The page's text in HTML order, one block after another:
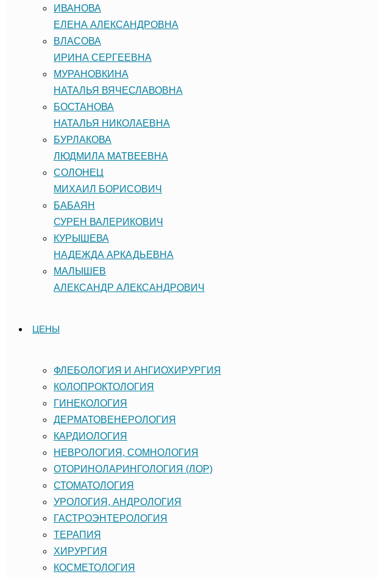
ИВАНОВА
ЕЛЕНА АЛЕКСАНДРОВНА
ВЛАСОВА
ИРИНА СЕРГЕЕВНА
МУРАНОВКИНА
НАТАЛЬЯ ВЯЧЕСЛАВОВНА
БОСТАНОВА
НАТАЛЬЯ НИКОЛАЕВНА
БУРЛАКОВА
ЛЮДМИЛА МАТВЕЕВНА
СОЛОНЕЦ
МИХАИЛ БОРИСОВИЧ
БАБАЯН
СУРЕН ВАЛЕРИКОВИЧ
КУРЫШЕВА
НАДЕЖДА АРКАДЬЕВНА
МАЛЫШЕВ
АЛЕКСАНДР АЛЕКСАНДРОВИЧ
ЦЕНЫ
ФЛЕБОЛОГИЯ И АНГИОХИРУРГИЯ
КОЛОПРОКТОЛОГИЯ
ГИНЕКОЛОГИЯ
ДЕРМАТОВЕНЕРОЛОГИЯ
КАРДИОЛОГИЯ
НЕВРОЛОГИЯ, СОМНОЛОГИЯ
ОТОРИНОЛАРИНГОЛОГИЯ (ЛОР)
СТОМАТОЛОГИЯ
УРОЛОГИЯ, АНДРОЛОГИЯ
ГАСТРОЭНТЕРОЛОГИЯ
ТЕРАПИЯ
ХИРУРГИЯ
КОСМЕТОЛОГИЯ